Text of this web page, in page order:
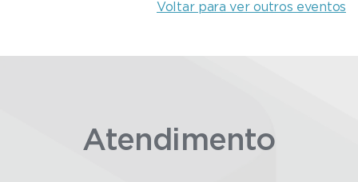
Voltar para ver outros eventos
Atendimento